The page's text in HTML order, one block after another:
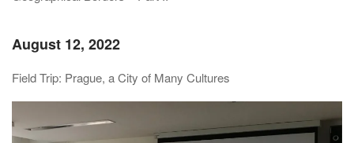
August 12, 2022
Field Trip: Prague, a City of Many Cultures